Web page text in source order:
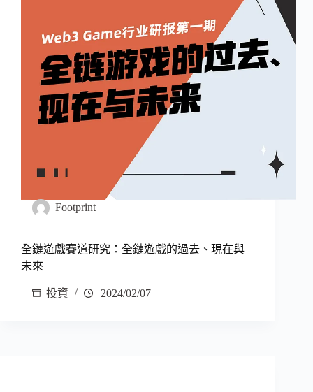
Footprint
全鏈遊戲賽道研究：全鏈遊戲的過去、現在與
未來
投資 2024/02/07